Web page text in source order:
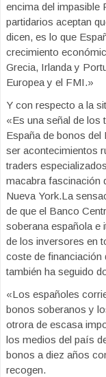
encima del impasible
partidarios aceptan
dicen, es lo que
crecimiento
Grecia, Irlanda y
Europea y el FMI.»
Y con respecto a la
«Es una señal de los
España de bonos
ser acontecimientos
traders
macabra fascinación
Nueva York.La
de que el Banco
soberana española e
de los inversores en
coste de financiación
también ha seguido
«Los españoles
bonos soberanos y
otrora de escasa
los medios del país
bonos a diez años
recogen.